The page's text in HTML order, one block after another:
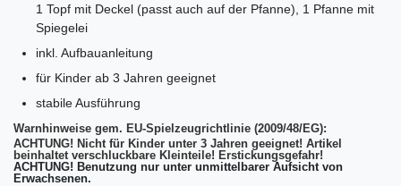
1 Topf mit Deckel (passt auch auf der Pfanne), 1 Pfanne mit
Spiegelei
inkl. Aufbauanleitung
für Kinder ab 3 Jahren geeignet
stabile Ausführung
Warnhinweise gem. EU-Spielzeugrichtlinie (2009/48/EG):
ACHTUNG! Nicht für Kinder unter 3 Jahren geeignet! Artikel
beinhaltet verschluckbare Kleinteile! Erstickungsgefahr!
ACHTUNG! Benutzung nur unter unmittelbarer Aufsicht von
Erwachsenen.